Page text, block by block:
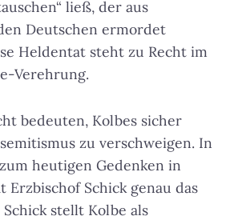
ließ, der aus
Deutschen ermordet
Heldentat steht zu Recht im
Verehrung.
bedeuten, Kolbes sicher
zu verschweigen. In
heutigen Gedenken in
Erzbischof Schick genau das
stellt Kolbe als